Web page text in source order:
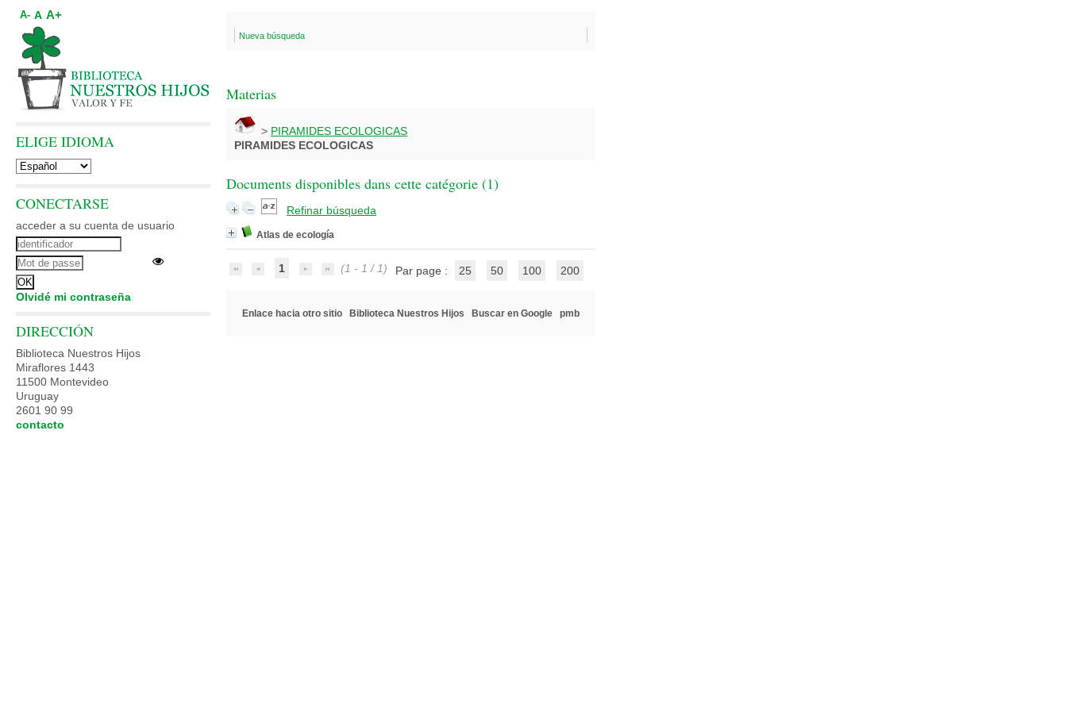
Nueva búsqueda
Materias
> PIRAMIDES ECOLOGICAS
PIRAMIDES ECOLOGICAS
Documents disponibles dans cette catégorie (1)
Refinar búsqueda
Atlas de ecología
1 (1 - 1 / 1) Par page : 25 50 100 200
Enlace hacia otro sitio Biblioteca Nuestros Hijos Buscar en Google pmb
A- A A+
ELIGE IDIOMA
CONECTARSE
acceder a su cuenta de usuario
Olvidé mi contraseña
DIRECCIÓN
Biblioteca Nuestros Hijos
Miraflores 1443
11500 Montevideo
Uruguay
2601 90 99
contacto